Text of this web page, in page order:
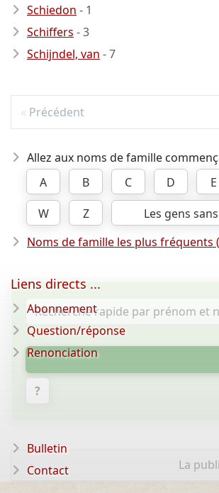
Schiedon - 1
Schiffers - 3
Schijndel, van - 7
Précédent
Allez aux noms de famille
A
B C D E
W
Z
Les gens
Noms de famille les plus fréquents
?
La
Liens directs ...
Abonnement
Question/réponse
Renonciation
Bulletin
Contact